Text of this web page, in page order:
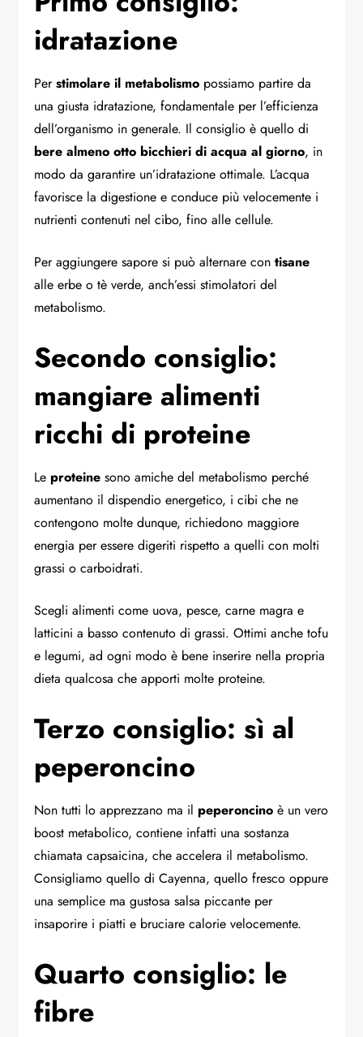
idratazione
Perstimolare il metabolismo possiamo partire da
una giusta idratazione, fondamentale per l’efficienza
dell’organismo in generale. Il consiglio è quello di
bere almeno otto bicchieri di acqua al giorno, in
modo da garantire un’idratazione ottimale. L’acqua
favorisce la digestione e conduce più velocemente i
nutrienti contenuti nel cibo, fino alle cellule.
Per aggiungere sapore si può alternare contisane
alle erbe o tè verde, anch’essi stimolatori del
metabolismo.
Secondo consiglio:
mangiare alimenti
ricchi di proteine
Le proteine sono amiche del metabolismo perché
aumentano il dispendio energetico, i cibi che ne
contengono molte dunque, richiedono maggiore
energia per essere digeriti rispetto a quelli con molti
grassi o carboidrati.
Scegli alimenti come uova, pesce, carne magra e
latticini a basso contenuto di grassi. Ottimi anche tofu
e legumi, ad ogni modo è bene inserire nella propria
dieta qualcosa che apporti molte proteine.
Terzo consiglio: sì al
peperoncino
Non tutti lo apprezzano ma il peperoncino è un vero
boost metabolico, contiene infatti una sostanza
chiamata capsaicina, che accelera il metabolismo.
Consigliamo quello di Cayenna, quello fresco oppure
una semplice ma gustosa salsa piccante per
insaporire i piatti e bruciare calorie velocemente.
Quarto consiglio: le
fibre